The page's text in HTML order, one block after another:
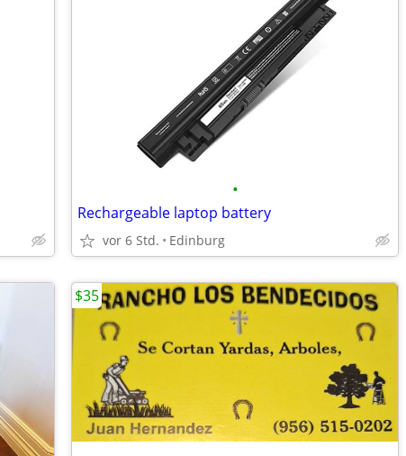
•
Rechargeable laptop battery
vor 6 Std. Edinburg
$35